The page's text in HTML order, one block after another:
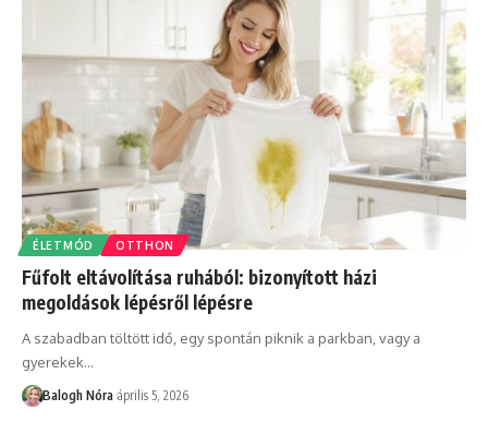
ÉLETMÓD OTTHON
Fűfolt eltávolítása ruhából: bizonyított házi
megoldások lépésről lépésre
A szabadban töltött idő, egy spontán piknik a parkban, vagy a
gyerekek…
Balogh Nóra április 5, 2026